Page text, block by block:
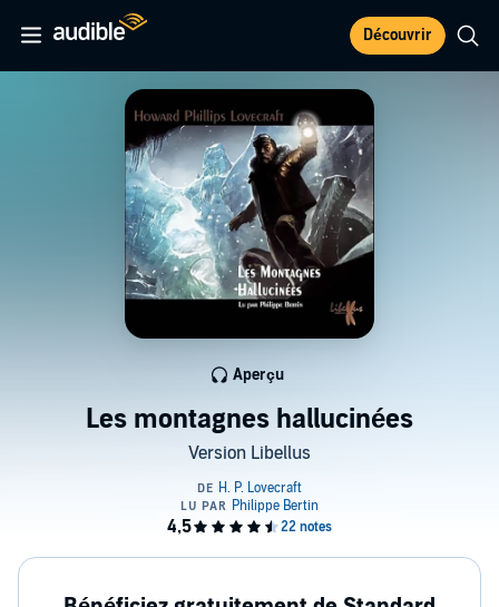
Découvrir
Les montagnes hallucinées
Version Libellus
Aperçu